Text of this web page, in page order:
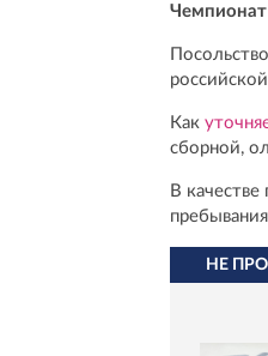
Чемпионат
Как
сборной,
В качестве
НЕ